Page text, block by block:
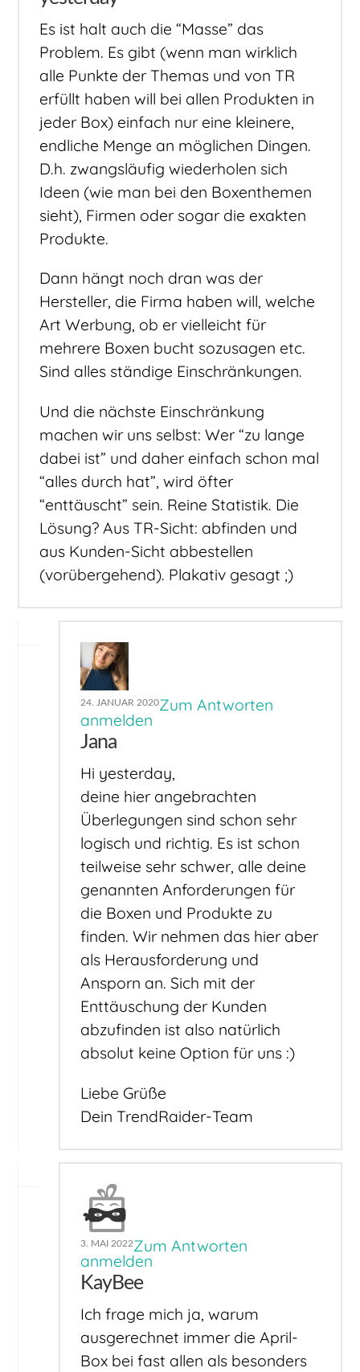
Es ist halt auch die “Masse” das
Problem. Es gibt (wenn man wirklich
alle Punkte der Themas und von TR
erfüllt haben will bei allen Produkten in
jeder Box) einfach nur eine kleinere,
endliche Menge an möglichen Dingen.
D.h. zwangsläufig wiederholen sich
Ideen (wie man bei den Boxenthemen
sieht), Firmen oder sogar die exakten
Produkte.
Dann hängt noch dran was der
Hersteller, die Firma haben will, welche
Art Werbung, ob er vielleicht für
mehrere Boxen bucht sozusagen etc.
Sind alles ständige Einschränkungen.
Und die nächste Einschränkung
machen wir uns selbst: Wer “zu lange
dabei ist” und daher einfach schon mal
“alles durch hat”, wird öfter
“enttäuscht” sein. Reine Statistik. Die
Lösung? Aus TR-Sicht: abfinden und
aus Kunden-Sicht abbestellen
(vorübergehend). Plakativ gesagt ;)
24. JANUAR 2020Zum Antworten
anmelden
Jana
Hi yesterday,
deine hier angebrachten
Überlegungen sind schon sehr
logisch und richtig. Es ist schon
teilweise sehr schwer, alle deine
genannten Anforderungen für
die Boxen und Produkte zu
finden. Wir nehmen das hier aber
als Herausforderung und
Ansporn an. Sich mit der
Enttäuschung der Kunden
abzufinden ist also natürlich
absolut keine Option für uns :)
Liebe Grüße
Dein TrendRaider-Team
3. MAI 2022Zum Antworten
anmelden
KayBee
Ich frage mich ja, warum
ausgerechnet immer die April-
Box bei fast allen als besonders